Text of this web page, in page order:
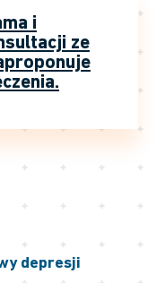
i
ze
depresji